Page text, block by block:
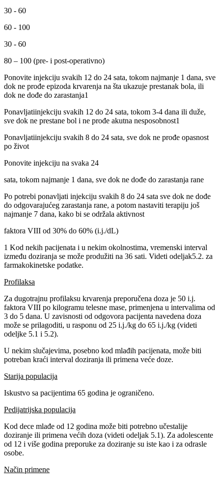
30 - 60
60 - 100
30 - 60
80 – 100 (pre- i post-operativno)
Ponovite injekciju svakih 12 do 24 sata, tokom najmanje 1 dana, sve
dok ne prođe epizoda krvarenja na šta ukazuje prestanak bola, ili
dok ne dođe do zarastanja1
Ponavljatiinjekciju svakih 12 do 24 sata, tokom 3-4 dana ili duže,
sve dok ne prestane bol i ne prođe akutna nesposobnost1
Ponavljatiinjekciju svakih 8 do 24 sata, sve dok ne prođe opasnost
po život
Ponovite injekciju na svaka 24
sata, tokom najmanje 1 dana, sve dok ne dođe do zarastanja rane
Po potrebi ponavljati injekciju svakih 8 do 24 sata sve dok ne dođe
do odgovarajućeg zarastanja rane, a potom nastaviti terapiju još
najmanje 7 dana, kako bi se održala aktivnost
faktora VIII od 30% do 60% (i.j./dL)
1 Kod nekih pacijenata i u nekim okolnostima, vremenski interval
između doziranja se može produžiti na 36 sati. Videti odeljak5.2. za
farmakokinetske podatke.
Profilaksa
Za dugotrajnu profilaksu krvarenja preporučena doza je 50 i.j.
faktora VIII po kilogramu telesne mase, primenjena u intervalima od
3 do 5 dana. U zavisnosti od odgovora pacijenta navedena doza
može se prilagoditi, u rasponu od 25 i.j./kg do 65 i.j./kg (videti
odeljke 5.1 i 5.2).
U nekim slučajevima, posebno kod mlađih pacijenata, može biti
potreban kraći interval doziranja ili primena veće doze.
Starija populacija
Iskustvo sa pacijentima 65 godina je ograničeno.
Pedijatrijska populacija
Kod dece mlađe od 12 godina može biti potrebno učestalije
doziranje ili primena većih doza (videti odeljak 5.1). Za adolescente
od 12 i više godina preporuke za doziranje su iste kao i za odrasle
osobe.
Način primene